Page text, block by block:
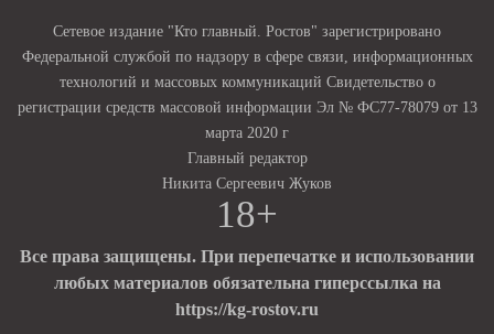
Сетевое издание "Кто главный. Ростов" зарегистрировано
Федеральной службой по надзору в сфере связи, информационных
технологий и массовых коммуникаций Свидетельство о
регистрации средств массовой информации Эл № ФС77-78079 от 13
марта 2020 г
Главный редактор
Никита Сергеевич Жуков
18+
Все права защищены. При перепечатке и использовании
любых материалов обязательна гиперссылка на
https://kg-rostov.ru